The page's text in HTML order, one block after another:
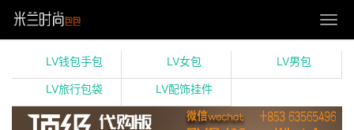
LV钱包手包 LV女包 LV男包
LV旅行包袋 LV配饰挂件